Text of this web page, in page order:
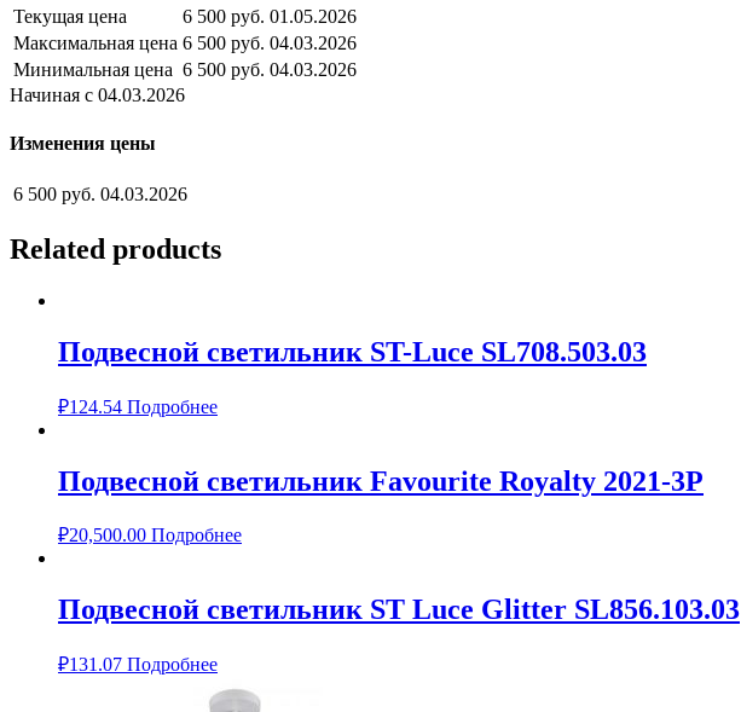
Текущая цена 6 500 руб. 01.05.2026
Максимальная цена 6 500 руб. 04.03.2026
Минимальная цена 6 500 руб. 04.03.2026
Начиная с 04.03.2026
Изменения цены
6 500 руб. 04.03.2026
Related products
Подвесной светильник ST-Luce SL708.503.03
₽124.54 Подробнее
Подвесной светильник Favourite Royalty 2021-3P
₽20,500.00 Подробнее
Подвесной светильник ST Luce Glitter SL856.103.03
₽131.07 Подробнее